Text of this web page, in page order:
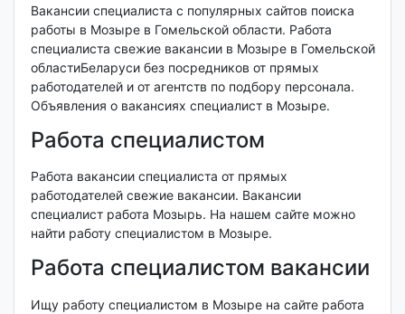
Вакансии специалиста с популярных сайтов поиска
работы в Мозыре в Гомельской области. Работа
специалиста свежие вакансии в Мозыре в Гомельской
областиБеларуси без посредников от прямых
работодателей и от агентств по подбору персонала.
Объявления о вакансиях специалист в Мозыре.
Работа специалистом
Работа вакансии специалиста от прямых
работодателей свежие вакансии. Вакансии
специалист работа Мозырь. На нашем сайте можно
найти работу специалистом в Мозыре.
Работа специалистом вакансии
Ищу работу специалистом в Мозыре на сайте работа